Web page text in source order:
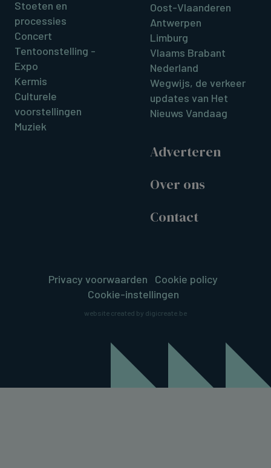
Stoeten en
processies
Concert
Tentoonstelling -
Expo
Kermis
Culturele
voorstellingen
Muziek
Oost-Vlaanderen
Antwerpen
Limburg
Vlaams Brabant
Nederland
Wegwijs, de verkeer
updates van Het
Nieuws Vandaag
Adverteren
Over ons
Contact
Privacy voorwaarden
Cookie policy
Cookie-instellingen
website created by digicreate.be